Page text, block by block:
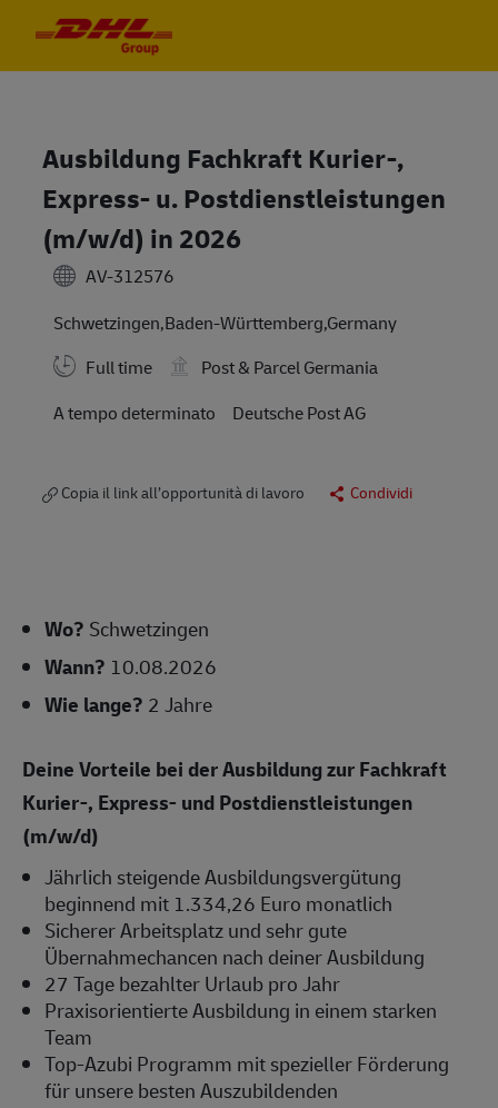
Ausbildung Fachkraft Kurier-,
Express- u. Postdienstleistungen
(m/w/d) in 2026
AV-312576
Schwetzingen,Baden-Württemberg,Germany
Full time
Post & Parcel Germania
A tempo determinato
Deutsche Post AG
Copia il link all’opportunità di lavoro Condividi
Wo? Schwetzingen
Wann? 10.08.2026
Wie lange? 2 Jahre
Deine Vorteile bei der Ausbildung zur Fachkraft
Kurier-, Express- und Postdienstleistungen
(m/w/d)
Jährlich steigende Ausbildungsvergütung
beginnend mit 1.334,26 Euro monatlich
Sicherer Arbeitsplatz und sehr gute
Übernahmechancen nach deiner Ausbildung
27 Tage bezahlter Urlaub pro Jahr
Praxisorientierte Ausbildung in einem starken
Team
Top-Azubi Programm mit spezieller Förderung
für unsere besten Auszubildenden